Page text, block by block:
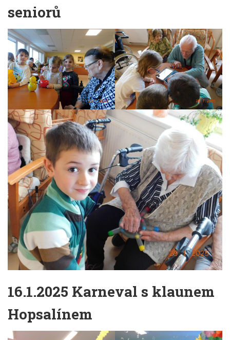
seniorů
16.1.2025 Karneval s klaunem
Hopsalínem